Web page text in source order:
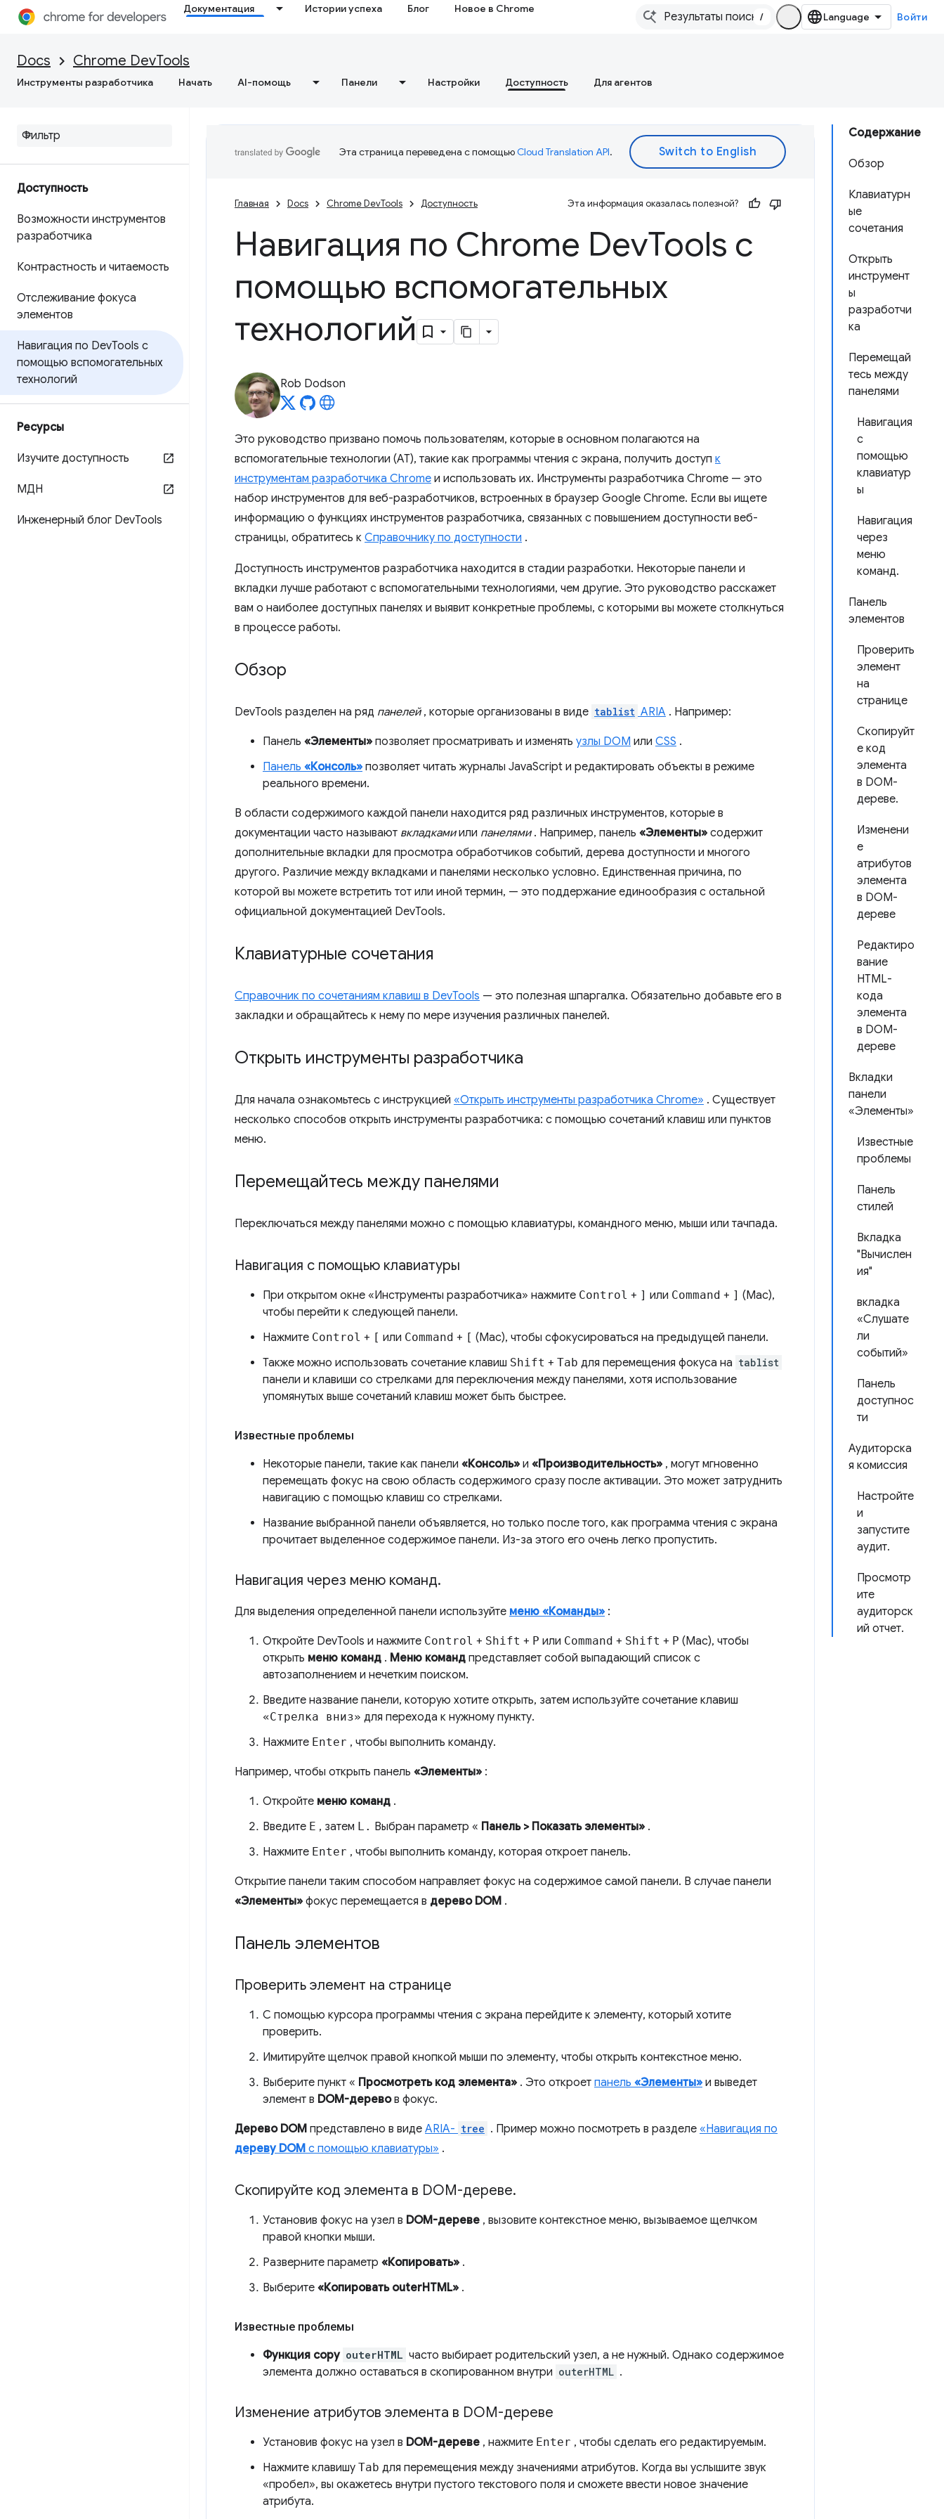
Документация Истории успеха Блог Новое в Chrome
/ Войти
Docs Chrome DevTools
Инструменты разработчика Начать AI-помощь Панели Настройки Доступность Для агентов
Доступность
Возможности инструментов
разработчика
Контрастность и читаемость
Отслеживание фокуса
элементов
Навигация по DevTools с
помощью вспомогательных
технологий
Ресурсы
Изучите доступность
МДН
Инженерный блог DevTools
Содержание
Обзор
Клавиатурн
ые
сочетания
Открыть
инструмент
ы
разработчи
ка
Перемещай
тесь между
панелями
Навигация
с
помощью
клавиатур
ы
Навигация
через
меню
команд.
Панель
элементов
Проверить
элемент
на
странице
Скопируйт
е код
элемента
в DOM-
дереве.
Изменени
е
атрибутов
элемента
в DOM-
дереве
Редактиро
вание
HTML-
кода
элемента
в DOM-
дереве
Вкладки
панели
«Элементы»
Известные
проблемы
Панель
стилей
Вкладка
"Вычислен
ия"
вкладка
«Слушате
ли
событий»
Панель
доступнос
ти
Аудиторска
я комиссия
Настройте
и
запустите
аудит.
Просмотр
ите
аудиторск
ий отчет.
Эта страница переведена с помощьюCloud Translation API.
Главная Docs Chrome DevTools Доступность Эта информация оказалась полезной?
Навигация по Chrome DevTools с
помощью вспомогательных
технологий
Rob Dodson
Это руководство призвано помочь пользователям, которые в основном полагаются на
вспомогательные технологии (АТ), такие как программы чтения с экрана, получить доступ к
инструментам разработчика Chrome и использовать их. Инструменты разработчика Chrome — это
набор инструментов для веб-разработчиков, встроенных в браузер Google Chrome. Если вы ищете
информацию о функциях инструментов разработчика, связанных с повышением доступности веб-
страницы, обратитесь к Справочнику по доступности .
Доступность инструментов разработчика находится в стадии разработки. Некоторые панели и
вкладки лучше работают с вспомогательными технологиями, чем другие. Это руководство расскажет
вам о наиболее доступных панелях и выявит конкретные проблемы, с которыми вы можете столкнуться
в процессе работы.
Обзор
DevTools разделен на ряд панелей, которые организованы в виде tablist ARIA . Например:
Панель «Элементы» позволяет просматривать и изменять узлы DOM или CSS .
Панель «Консоль» позволяет читать журналы JavaScript и редактировать объекты в режиме
реального времени.
В области содержимого каждой панели находится ряд различных инструментов, которые в
документации часто называют вкладкамиили панелями. Например, панель «Элементы» содержит
дополнительные вкладки для просмотра обработчиков событий, дерева доступности и многого
другого. Различие между вкладками и панелями несколько условно. Единственная причина, по
которой вы можете встретить тот или иной термин, — это поддержание единообразия с остальной
официальной документацией DevTools.
Клавиатурные сочетания
Справочник по сочетаниям клавиш в DevTools — это полезная шпаргалка. Обязательно добавьте его в
закладки и обращайтесь к нему по мере изучения различных панелей.
Открыть инструменты разработчика
Для начала ознакомьтесь с инструкцией «Открыть инструменты разработчика Chrome» . Существует
несколько способов открыть инструменты разработчика: с помощью сочетаний клавиш или пунктов
меню.
Перемещайтесь между панелями
Переключаться между панелями можно с помощью клавиатуры, командного меню, мыши или тачпада.
Навигация с помощью клавиатуры
При открытом окне «Инструменты разработчика» нажмите Control + ] или Command + ] (Mac),
чтобы перейти к следующей панели.
Нажмите Control + [ или Command + [ (Mac), чтобы сфокусироваться на предыдущей панели.
Также можно использовать сочетание клавиш Shift + Tab для перемещения фокуса на tablist
панели и клавиши со стрелками для переключения между панелями, хотя использование
упомянутых выше сочетаний клавиш может быть быстрее.
Известные проблемы
Некоторые панели, такие как панели «Консоль» и «Производительность» , могут мгновенно
перемещать фокус на свою область содержимого сразу после активации. Это может затруднить
навигацию с помощью клавиш со стрелками.
Название выбранной панели объявляется, но только после того, как программа чтения с экрана
прочитает выделенное содержимое панели. Из-за этого его очень легко пропустить.
Навигация через меню команд.
Для выделения определенной панели используйте меню «Команды» :
Откройте DevTools и нажмите Control + Shift + P или Command + Shift + P (Mac), чтобы
открыть меню команд . Меню команд представляет собой выпадающий список с
автозаполнением и нечетким поиском.
Введите название панели, которую хотите открыть, затем используйте сочетание клавиш
«Стрелка вниз» для перехода к нужному пункту.
Нажмите Enter , чтобы выполнить команду.
Например, чтобы открыть панель «Элементы» :
Откройте меню команд .
Введите E , затем L. Выбран параметр « Панель > Показать элементы» .
Нажмите Enter , чтобы выполнить команду, которая откроет панель.
Открытие панели таким способом направляет фокус на содержимое самой панели. В случае панели
«Элементы» фокус перемещается в дерево DOM .
Панель элементов
Проверить элемент на странице
С помощью курсора программы чтения с экрана перейдите к элементу, который хотите
проверить.
Имитируйте щелчок правой кнопкой мыши по элементу, чтобы открыть контекстное меню.
Выберите пункт « Просмотреть код элемента» . Это откроет панель «Элементы» и выведет
элемент в DOM-деревов фокус.
Дерево DOM представлено в виде ARIA- tree . Пример можно посмотреть в разделе «Навигация по
дереву DOM с помощью клавиатуры» .
Скопируйте код элемента в DOM-дереве.
Установив фокус на узел в DOM-дереве , вызовите контекстное меню, вызываемое щелчком
правой кнопки мыши.
Разверните параметр «Копировать» .
Выберите «Копировать outerHTML» .
Известные проблемы
Функция copy outerHTML часто выбирает родительский узел, а не нужный. Однако содержимое
элемента должно оставаться в скопированном внутри outerHTML .
Изменение атрибутов элемента в DOM-дереве
Установив фокус на узел в DOM-дереве , нажмите Enter , чтобы сделать его редактируемым.
Нажмите клавишу Tab для перемещения между значениями атрибутов. Когда вы услышите звук
«пробел», вы окажетесь внутри пустого текстового поля и сможете ввести новое значение
атрибута.